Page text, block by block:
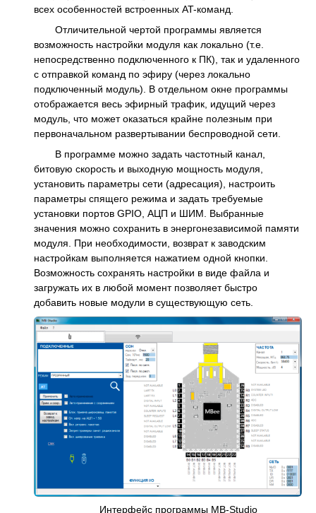
всех особенностей встроенных AT-команд.
Отличительной чертой программы является
возможность настройки модуля как локально (т.е.
непосредственно подключенного к ПК), так и удаленного
с отправкой команд по эфиру (через локально
подключенный модуль). В отдельном окне программы
отображается весь эфирный трафик, идущий через
модуль, что может оказаться крайне полезным при
первоначальном развертывании беспроводной сети.
В программе можно задать частотный канал,
битовую скорость и выходную мощность модуля,
установить параметры сети (адресация), настроить
параметры спящего режима и задать требуемые
установки портов GPIO, АЦП и ШИМ. Выбранные
значения можно сохранить в энергонезависимой памяти
модуля. При необходимости, возврат к заводским
настройкам выполняется нажатием одной кнопки.
Возможность сохранять настройки в виде файла и
загружать их в любой момент позволяет быстро
добавить новые модули в существующую сеть.
Интерфейс программы MB-Studio